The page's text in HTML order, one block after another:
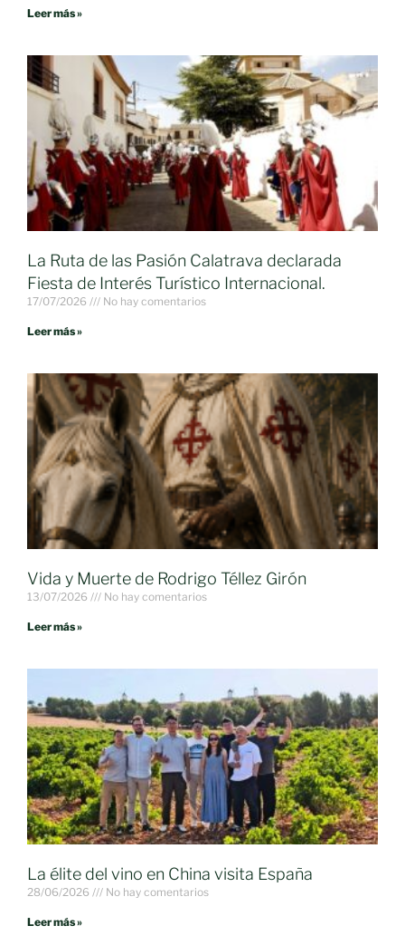
Leer más »
La Ruta de las Pasión Calatrava declarada
Fiesta de Interés Turístico Internacional.
17/07/2026 No hay comentarios
Leer más »
Vida y Muerte de Rodrigo Téllez Girón
13/07/2026 No hay comentarios
Leer más »
La élite del vino en China visita España
28/06/2026 No hay comentarios
Leer más »